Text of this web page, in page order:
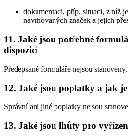
dokumentaci, příp. situaci, z níž
navrhovaných značek a jejich
11. Jaké jsou potřebné
dispozici
Předepsané formuláře nejsou stanoveny.
12. Jaké jsou poplatky a jak
Správní ani jiné poplatky nejsou
13. Jaké jsou lhůty pro